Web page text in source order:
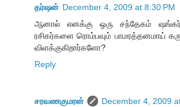
தர்ஷன் December 4, 2009 at 8:30 PM
ஆனால் எனக்கு ஒரு சந்தேகம்
ரசிகர்களை ரொம்பவும் பாமரத்தனமாய்
விளக்குகிறார்களோ?
Reply
சரவணகுமரன்
December 4, 2009